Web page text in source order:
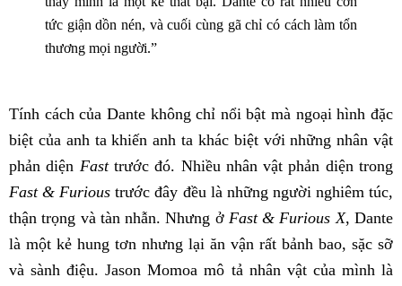
tức giận dồn nén, và cuối cùng gã chỉ có cách làm tổn
thương mọi người.”
Tính cách của Dante không chỉ nổi bật mà ngoại hình đặc
biệt của anh ta khiến anh ta khác biệt với những nhân vật
phản diện Fasttrước đó. Nhiều nhân vật phản diện trong
Fast & Furious trước đây đều là những người nghiêm túc,
thận trọng và tàn nhẫn. Nhưng ởFast & Furious X, Dante
là một kẻ hung tơn nhưng lại ăn vận rất bảnh bao, sặc sỡ
và sành điệu. Jason Momoa mô tả nhân vật của mình là